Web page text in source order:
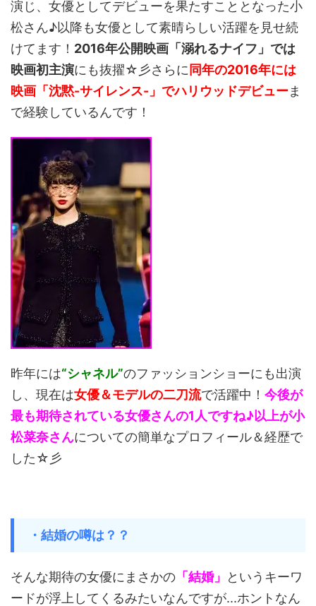
演じ、女優としてデビューを果たすこととなった小
松さん♪以降も女優として素晴らしい活躍を見せ続
けてます！ 2016年公開映画「溺れるナイフ」では
映画初主演にも抜擢☆彡さらに 同年の2016年には
映画「沈黙-サイレンス-」でハリウッドデビューま
で経験しているんです！
昨年には“シャネル”のファッションショーにも出演
し、現在は女優＆モデルの二刀流で活躍中！ 今後が
最も期待されている女優さんの1人ですね♪以上が小
松菜奈さんについての簡単なプロフィール＆経歴で
した☆彡
・結婚の噂は？？
そんな期待の女優にまさかの 「結婚」
というキーワ
ードが浮上してくるみたいなんですが...ホントなん